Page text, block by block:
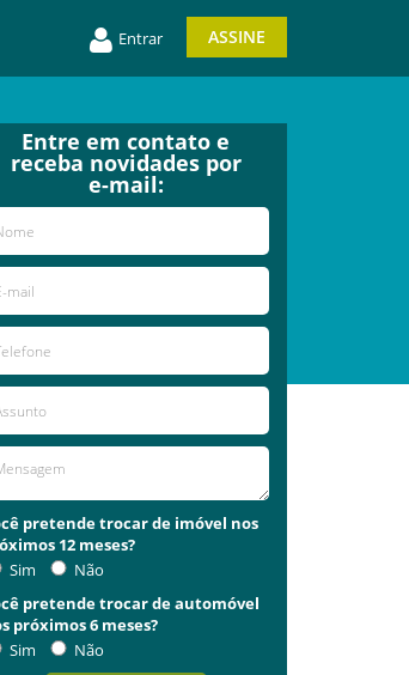
Entrar ASSINE
Entre em contato e
receba novidades por
e-mail:
pretende trocar de imóvel nos
12 meses?
Sim
Não
pretende trocar de automóvel
próximos 6 meses?
Sim
Não